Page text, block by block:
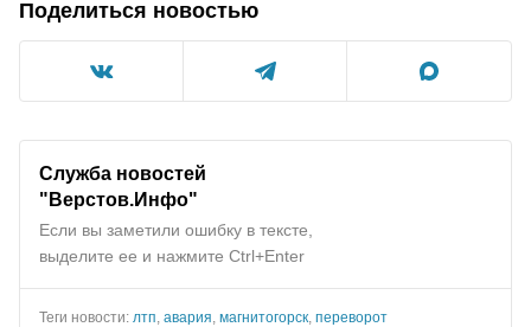
Поделиться новостью
Служба новостей
"Верстов.Инфо"
Если вы заметили ошибку в тексте,
выделите ее и нажмите Ctrl+Enter
Теги новости: лтп, авария, магнитогорск, переворот